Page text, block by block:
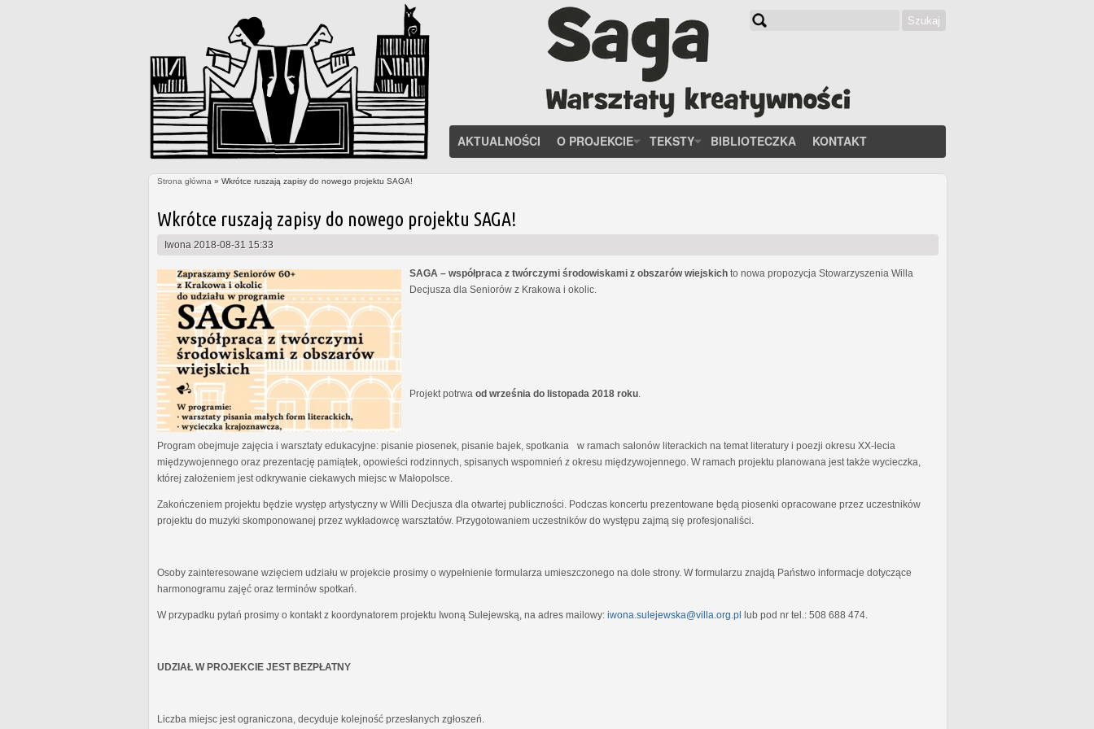
Szukaj
AKTUALNOŚCI O PROJEKCIE TEKSTY BIBLIOTECZKA KONTAKT
Strona główna » Wkrótce ruszają zapisy do nowego projektu SAGA!
Wkrótce ruszają zapisy do nowego projektu SAGA!
Iwona 2018-08-31 15:33
SAGA – współpraca z twórczymi środowiskami z obszarów wiejskich to nowa propozycja Stowarzyszenia Willa
Decjusza dla Seniorów z Krakowa i okolic.
Projekt potrwa od września do listopada 2018 roku
Program obejmuje zajęcia i warsztaty edukacyjne: pisanie piosenek, pisanie bajek, spotkania w ramach salonów literackich na temat literatury i poezji okresu XX-lecia
międzywojennego oraz prezentację pamiątek, opowieści rodzinnych, spisanych wspomnień z okresu międzywojennego. W ramach projektu planowana jest także wycieczka,
której założeniem jest odkrywanie ciekawych miejsc w Małopolsce.
Zakończeniem projektu będzie występ artystyczny w Willi Decjusza dla otwartej publiczności. Podczas koncertu prezentowane będą piosenki opracowane przez uczestników
projektu do muzyki skomponowanej przez wykładowcę warsztatów. Przygotowaniem uczestników do występu zajmą się profesjonaliści.
Osoby zainteresowane wzięciem udziału w projekcie prosimy o wypełnienie formularza umieszczonego na dole strony. W formularzu znajdą Państwo informacje dotyczące
harmonogramu zajęć oraz terminów spotkań.
W przypadku pytań prosimy o kontakt z koordynatorem projektu Iwoną Sulejewską, na adres mailowy: iwona.sulejewska@villa.org.pl lub pod nr tel.: 508 688 474.
UDZIAŁ W PROJEKCIE JEST BEZPŁATNY
Liczba miejsc jest ograniczona, decyduje kolejność przesłanych zgłoszeń.